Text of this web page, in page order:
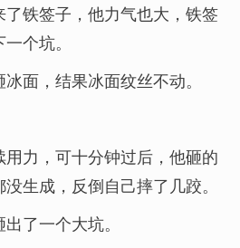
铁签子，他力气也大，铁签
个坑。
面，结果冰面纹丝不动。
力，可十分钟过后，他砸的
生成，反倒自己摔了几跤。
了一个大坑。